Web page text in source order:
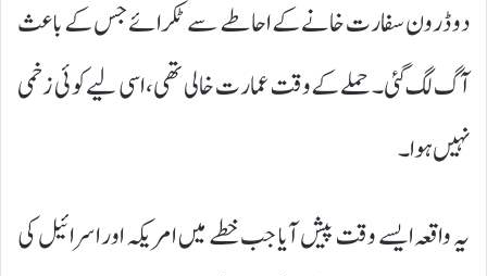
دو ڈرون سفارت خانے کے احاطے سے ٹکرائے جس کے باعث
آگ لگ گئی۔ حملے کے وقت عمارت خالی تھی، اسی لیے کوئی زخمی
نہیں ہوا۔
یہ واقعہ ایسے وقت پیش آیا جب خطے میں امریکہ اور اسرائیل کی